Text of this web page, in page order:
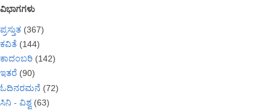
ವಿಭಾಗಗಳು
ಪ್ರಸ್ತುತ (367)
ಕವಿತೆ (144)
ಕಾದಂಬರಿ (142)
ಇತರೆ (90)
ಓದಿನರಮನೆ (72)
ಸಿನಿ - ವಿಶ್ವ (63)